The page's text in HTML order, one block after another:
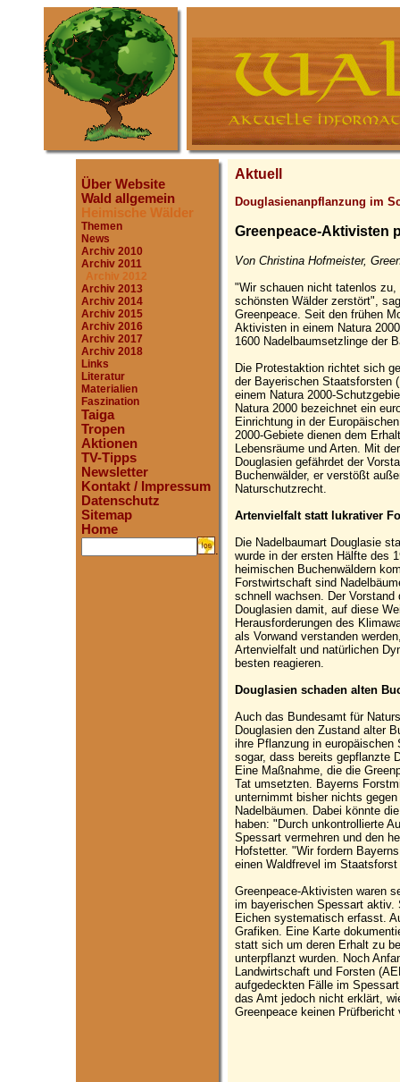
Über Website
Wald allgemein
Heimische Wälder
Themen
News
Archiv 2010
Archiv 2011
Archiv 2012
Archiv 2013
Archiv 2014
Archiv 2015
Archiv 2016
Archiv 2017
Archiv 2018
Links
Literatur
Materialien
Faszination
Taiga
Tropen
Aktionen
TV-Tipps
Newsletter
Kontakt / Impressum
Datenschutz
Sitemap
Home
.
Aktuell
Douglasienanpflanzung im
Greenpeace-Aktivisten
Von Christina Hofmeister,
"Wir schauen nicht tatenlos
schönsten Wälder zerstört",
Greenpeace. Seit den frühen
Aktivisten in einem Natura
1600 Nadelbaumsetzlinge der
Die Protestaktion richtet sich
der Bayerischen Staatsforsten
einem Natura 2000-
Natura 2000 bezeichnet ein
Einrichtung in der
2000-Gebiete dienen dem
Lebensräume und Arten. Mit
Douglasien gefährdet der
Buchenwälder, er verstößt
Naturschutzrecht.
Artenvielfalt statt lukrativer
Die Nadelbaumart Douglasie
wurde in der ersten Hälfte des
heimischen Buchenwäldern
Forstwirtschaft sind
schnell wachsen. Der
Douglasien damit, auf diese
Herausforderungen des
als Vorwand verstanden
Artenvielfalt und natürlichen
besten reagieren.
Douglasien schaden alten
Auch das Bundesamt für
Douglasien den Zustand alter
ihre Pflanzung in
sogar, dass bereits gepflanzte
Eine Maßnahme, die die
Tat umsetzten. Bayerns
unternimmt bisher nichts
Nadelbäumen. Dabei könnte
haben: "Durch unkontrollierte
Spessart vermehren und den
Hofstetter. "Wir fordern
einen Waldfrevel im
Greenpeace-Aktivisten waren
im bayerischen Spessart aktiv.
Eichen systematisch erfasst.
Grafiken. Eine Karte
statt sich um deren Erhalt zu
unterpflanzt wurden. Noch
Landwirtschaft und Forsten
aufgedeckten Fälle im
das Amt jedoch nicht erklärt,
Greenpeace keinen Prüfbericht